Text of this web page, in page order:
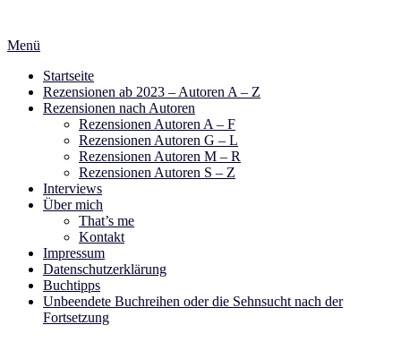
springen
Menü
Startseite
Rezensionen ab 2023 – Autoren A – Z
Rezensionen nach Autoren
Rezensionen Autoren A – F
Rezensionen Autoren G – L
Rezensionen Autoren M – R
Rezensionen Autoren S – Z
Interviews
Über mich
That’s me
Kontakt
Impressum
Datenschutzerklärung
Buchtipps
Unbeendete Buchreihen oder die Sehnsucht nach der
Fortsetzung